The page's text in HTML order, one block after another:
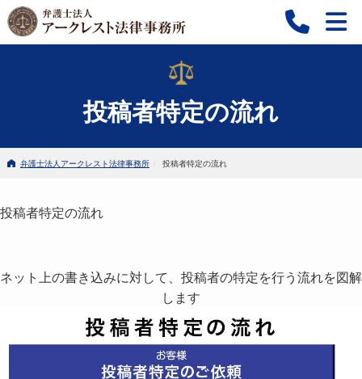
投稿者特定の流れ
弁護士法人アークレスト法律事務所 投稿者特定の流れ
投稿者特定の流れ
ネット上の書き込みに対して、投稿者の特定を行う流れを図解
します